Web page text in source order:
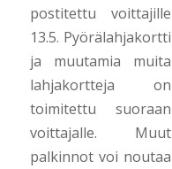
postitettu voittajille
13.5. Pyörälahjakortti
ja muutamia muita
lahjakortteja on
toimitettu suoraan
voittajalle. Muut
palkinnot voi noutaa